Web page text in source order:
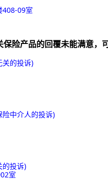
408-09室
险产品的回覆未能满意，
关的投诉)
中介人的投诉)
的投诉)
室